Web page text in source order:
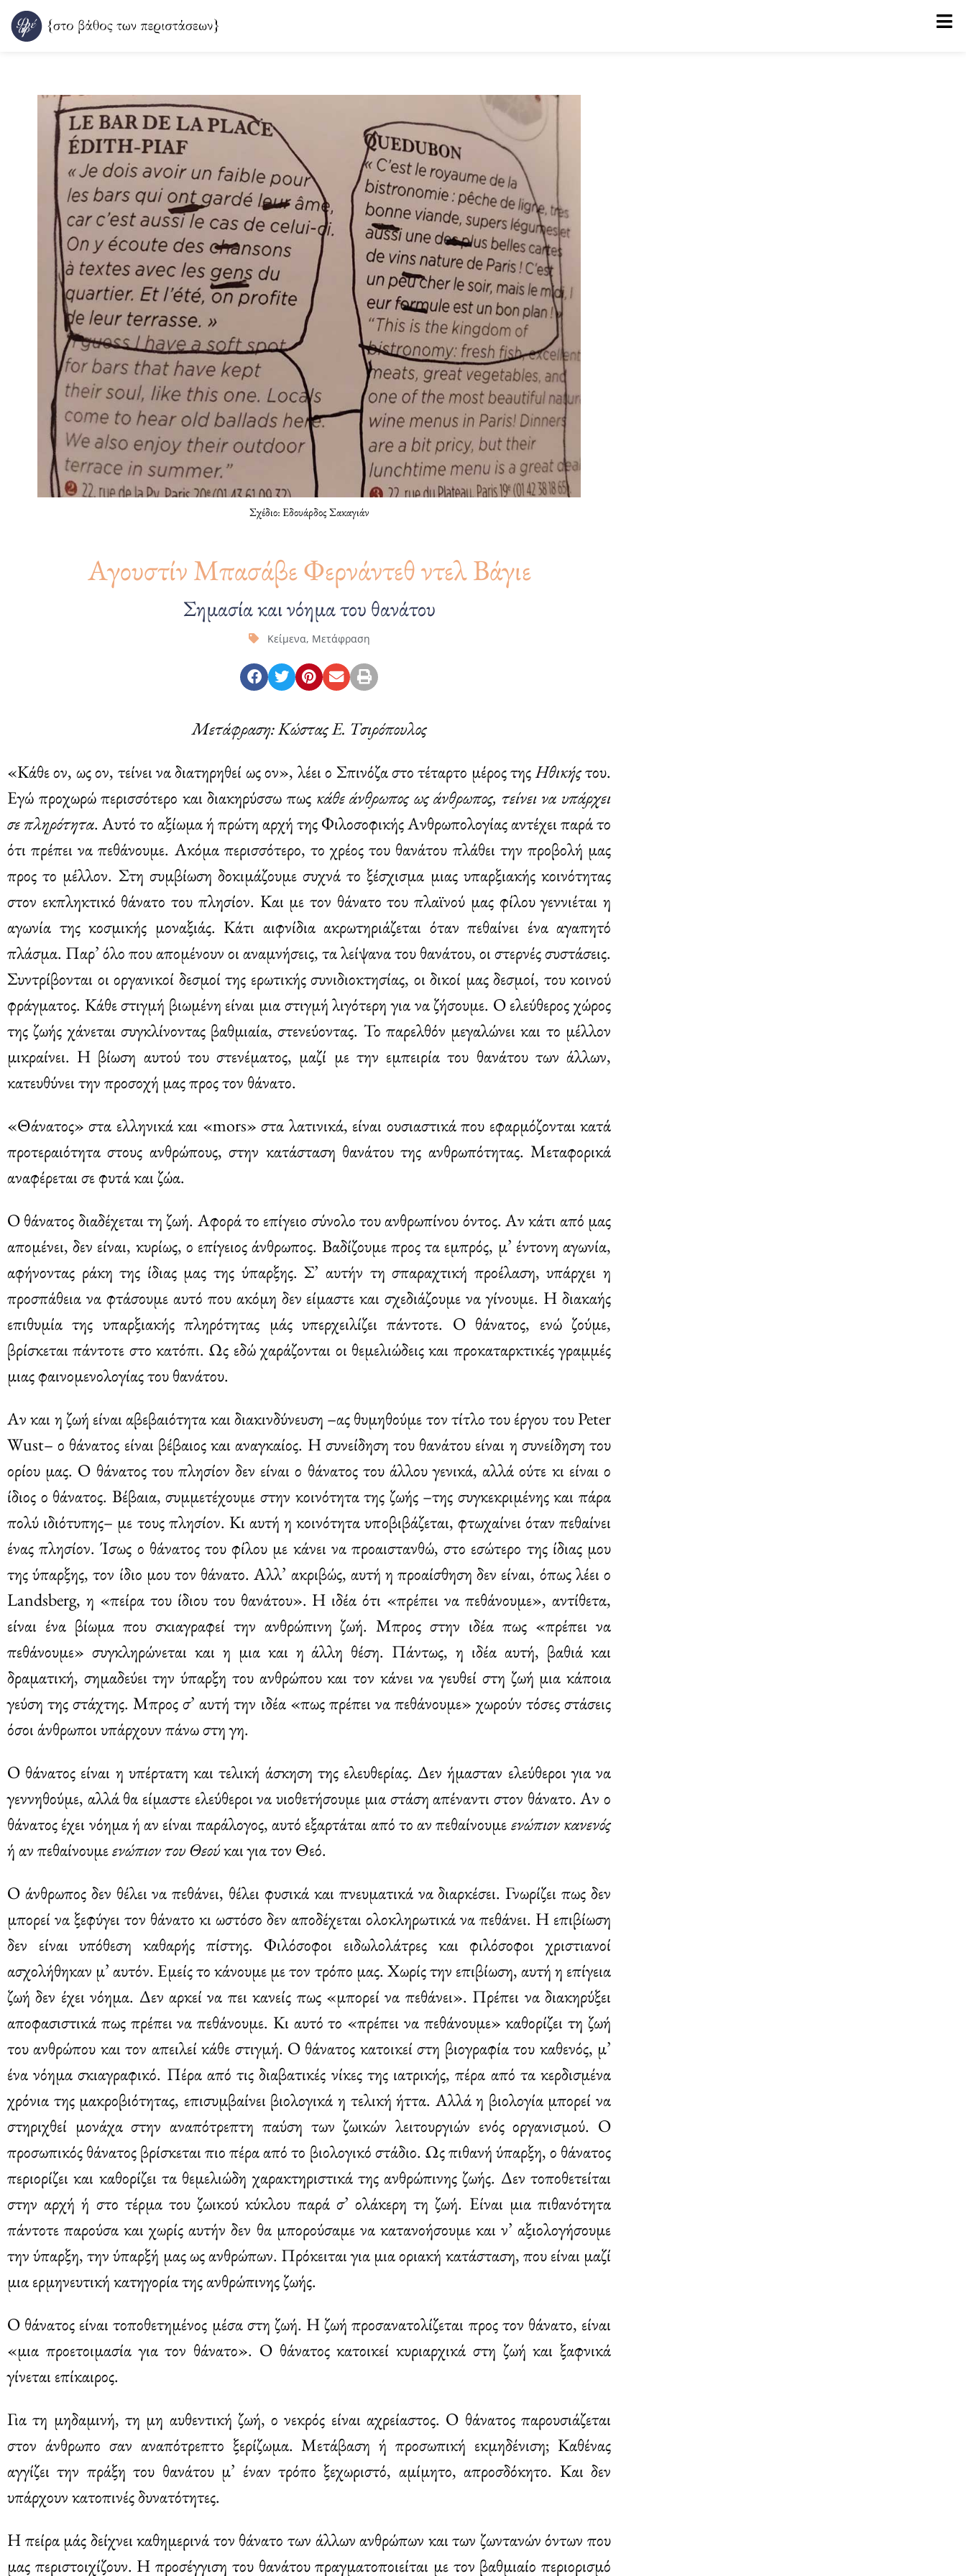
Μετάβαση
στο
Σχέδιο: Εδουάρδος Σακαγιάν
Αγουστίν Μπασάβε Φερνάντεθ ντελ Βάγιε
Σημασία και νόημα του θανάτου
Κείμενα, Μετάφραση
Μετάφραση: Κώστας Ε. Τσιρόπουλος
«Κάθε ον, ως ον, τείνει να διατηρηθεί ως ον», λέει ο Σπινόζα στο τέταρτο μέρος τηςΗθικήςτου.
Εγώ προχωρώ περισσότερο και διακηρύσσω πως κάθε άνθρωπος ως άνθρωπος, τείνει να υπάρχει
σε πληρότητα. Αυτό το αξίωμα ή πρώτη αρχή της Φιλοσοφικής Ανθρωπολογίας αντέχει παρά το
ότι πρέπει να πεθάνουμε. Ακόμα περισσότερο, το χρέος του θανάτου πλάθει την προβολή μας
προς το μέλλον. Στη συμβίωση δοκιμάζουμε συχνά το ξέσχισμα μιας υπαρξιακής κοινότητας
στον εκπληκτικό θάνατο του πλησίον. Και με τον θάνατο του πλαϊνού μας φίλου γεννιέται η
αγωνία της κοσμικής μοναξιάς. Κάτι αιφνίδια ακρωτηριάζεται όταν πεθαίνει ένα αγαπητό
πλάσμα. Παρ’ όλο που απομένουν οι αναμνήσεις, τα λείψανα του θανάτου, οι στερνές συστάσεις.
Συντρίβονται οι οργανικοί δεσμοί της ερωτικής συνιδιοκτησίας, οι δικοί μας δεσμοί, του κοινού
φράγματος. Κάθε στιγμή βιωμένη είναι μια στιγμή λιγότερη για να ζήσουμε. Ο ελεύθερος χώρος
της ζωής χάνεται συγκλίνοντας βαθμιαία, στενεύοντας. Το παρελθόν μεγαλώνει και το μέλλον
μικραίνει. Η βίωση αυτού του στενέματος, μαζί με την εμπειρία του θανάτου των άλλων,
κατευθύνει την προσοχή μας προς τον θάνατο.
«Θάνατος» στα ελληνικά και «mors» στα λατινικά, είναι ουσιαστικά που εφαρμόζονται κατά
προτεραιότητα στους ανθρώπους, στην κατάσταση θανάτου της ανθρωπότητας. Μεταφορικά
αναφέρεται σε φυτά και ζώα.
Ο θάνατος διαδέχεται τη ζωή. Αφορά το επίγειο σύνολο του ανθρωπίνου όντος. Αν κάτι από μας
απομένει, δεν είναι, κυρίως, ο επίγειος άνθρωπος. Βαδίζουμε προς τα εμπρός, μ’ έντονη αγωνία,
αφήνοντας ράκη της ίδιας μας της ύπαρξης. Σ’ αυτήν τη σπαραχτική προέλαση, υπάρχει η
προσπάθεια να φτάσουμε αυτό που ακόμη δεν είμαστε και σχεδιάζουμε να γίνουμε. Η διακαής
επιθυμία της υπαρξιακής πληρότητας μάς υπερχειλίζει πάντοτε. Ο θάνατος, ενώ ζούμε,
βρίσκεται πάντοτε στο κατόπι. Ως εδώ χαράζονται οι θεμελιώδεις και προκαταρκτικές γραμμές
μιας φαινομενολογίας του θανάτου.
Αν και η ζωή είναι αβεβαιότητα και διακινδύνευση –ας θυμηθούμε τον τίτλο του έργου του Peter
Wust– ο θάνατος είναι βέβαιος και αναγκαίος. Η συνείδηση του θανάτου είναι η συνείδηση του
ορίου μας. Ο θάνατος του πλησίον δεν είναι ο θάνατος του άλλου γενικά, αλλά ούτε κι είναι ο
ίδιος ο θάνατος. Βέβαια, συμμετέχουμε στην κοινότητα της ζωής –της συγκεκριμένης και πάρα
πολύ ιδιότυπης– με τους πλησίον. Κι αυτή η κοινότητα υποβιβάζεται, φτωχαίνει όταν πεθαίνει
ένας πλησίον. Ίσως ο θάνατος του φίλου με κάνει να προαιστανθώ, στο εσώτερο της ίδιας μου
της ύπαρξης, τον ίδιο μου τον θάνατο. Αλλ’ ακριβώς, αυτή η προαίσθηση δεν είναι, όπως λέει ο
Landsberg, η «πείρα του ίδιου του θανάτου». Η ιδέα ότι «πρέπει να πεθάνουμε», αντίθετα,
είναι ένα βίωμα που σκιαγραφεί την ανθρώπινη ζωή. Μπρος στην ιδέα πως «πρέπει να
πεθάνουμε» συγκληρώνεται και η μια και η άλλη θέση. Πάντως, η ιδέα αυτή, βαθιά και
δραματική, σημαδεύει την ύπαρξη του ανθρώπου και τον κάνει να γευθεί στη ζωή μια κάποια
γεύση της στάχτης. Μπρος σ’ αυτή την ιδέα «πως πρέπει να πεθάνουμε» χωρούν τόσες στάσεις
όσοι άνθρωποι υπάρχουν πάνω στη γη.
Ο θάνατος είναι η υπέρτατη και τελική άσκηση της ελευθερίας. Δεν ήμασταν ελεύθεροι για να
γεννηθούμε, αλλά θα είμαστε ελεύθεροι να υιοθετήσουμε μια στάση απέναντι στον θάνατο. Αν ο
θάνατος έχει νόημα ή αν είναι παράλογος, αυτό εξαρτάται από το αν πεθαίνουμεενώπιον κανενός
ή αν πεθαίνουμεενώπιον του Θεούκαι για τον Θεό.
Ο άνθρωπος δεν θέλει να πεθάνει, θέλει φυσικά και πνευματικά να διαρκέσει. Γνωρίζει πως δεν
μπορεί να ξεφύγει τον θάνατο κι ωστόσο δεν αποδέχεται ολοκληρωτικά να πεθάνει. Η επιβίωση
δεν είναι υπόθεση καθαρής πίστης. Φιλόσοφοι ειδωλολάτρες και φιλόσοφοι χριστιανοί
ασχολήθηκαν μ’ αυτόν. Εμείς το κάνουμε με τον τρόπο μας. Χωρίς την επιβίωση, αυτή η επίγεια
ζωή δεν έχει νόημα. Δεν αρκεί να πει κανείς πως «μπορεί να πεθάνει». Πρέπει να διακηρύξει
αποφασιστικά πως πρέπει να πεθάνουμε. Κι αυτό το «πρέπει να πεθάνουμε» καθορίζει τη ζωή
του ανθρώπου και τον απειλεί κάθε στιγμή. Ο θάνατος κατοικεί στη βιογραφία του καθενός, μ’
ένα νόημα σκιαγραφικό. Πέρα από τις διαβατικές νίκες της ιατρικής, πέρα από τα κερδισμένα
χρόνια της μακροβιότητας, επισυμβαίνει βιολογικά η τελική ήττα. Αλλά η βιολογία μπορεί να
στηριχθεί μονάχα στην αναπότρεπτη παύση των ζωικών λειτουργιών ενός οργανισμού. Ο
προσωπικός θάνατος βρίσκεται πιο πέρα από το βιολογικό στάδιο. Ως πιθανή ύπαρξη, ο θάνατος
περιορίζει και καθορίζει τα θεμελιώδη χαρακτηριστικά της ανθρώπινης ζωής. Δεν τοποθετείται
στην αρχή ή στο τέρμα του ζωικού κύκλου παρά σ’ ολάκερη τη ζωή. Είναι μια πιθανότητα
πάντοτε παρούσα και χωρίς αυτήν δεν θα μπορούσαμε να κατανοήσουμε και ν’ αξιολογήσουμε
την ύπαρξη, την ύπαρξή μας ως ανθρώπων. Πρόκειται για μια οριακή κατάσταση, που είναι μαζί
μια ερμηνευτική κατηγορία της ανθρώπινης ζωής.
Ο θάνατος είναι τοποθετημένος μέσα στη ζωή. Η ζωή προσανατολίζεται προς τον θάνατο, είναι
«μια προετοιμασία για τον θάνατο». Ο θάνατος κατοικεί κυριαρχικά στη ζωή και ξαφνικά
γίνεται επίκαιρος.
Για τη μηδαμινή, τη μη αυθεντική ζωή, ο νεκρός είναι αχρείαστος. Ο θάνατος παρουσιάζεται
στον άνθρωπο σαν αναπότρεπτο ξερίζωμα. Μετάβαση ή προσωπική εκμηδένιση; Καθένας
αγγίζει την πράξη του θανάτου μ’ έναν τρόπο ξεχωριστό, αμίμητο, απροσδόκητο. Και δεν
υπάρχουν κατοπινές δυνατότητες.
Η πείρα μάς δείχνει καθημερινά τον θάνατο των άλλων ανθρώπων και των ζωντανών όντων που
μας περιστοιχίζουν. Η προσέγγιση του θανάτου πραγματοποιείται με τον βαθμιαίο περιορισμό